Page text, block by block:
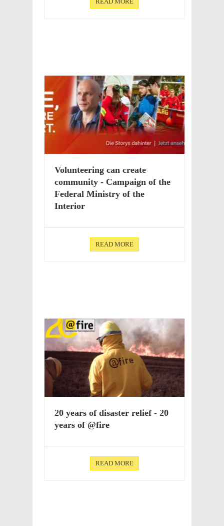
Volun­teer­ing can create
commu­nity - Campaign of the
Federal Ministry of the
Interior
READ MORE
20 years of disas­ter relief - 20
years of @fire
READ MORE